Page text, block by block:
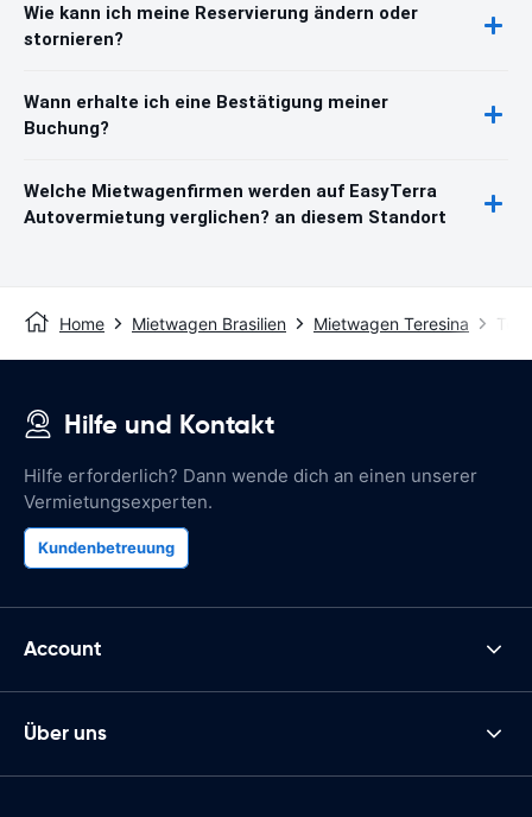
Wie kann ich meine Reservierung ändern oder
stornieren?
Wann erhalte ich eine Bestätigung meiner
Buchung?
Welche Mietwagenfirmen werden auf EasyTerra
Autovermietung verglichen? an diesem Standort
Home Mietwagen Brasilien Mietwagen Teresina
Hilfe und Kontakt
Hilfe erforderlich? Dann wende dich an einen unserer
Vermietungsexperten.
Kundenbetreuung
Account
Über uns